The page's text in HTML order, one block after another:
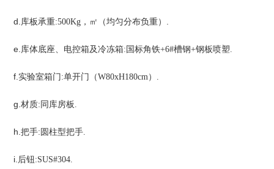
d. 库板承重:500Kg， ㎡（均匀分布负重）
e. 库体底座、电控箱及冷冻箱: 国标角铁+6#槽钢+钢板喷塑.
f. 实验室箱门:单开门（W80xH180cm）.
g. 材质: 同库房板.
h. 把手: 圆柱型把手.
i. 后钮:SUS#304.